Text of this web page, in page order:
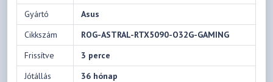
Gyártó
Asus
Cikkszám
ROG-ASTRAL-RTX5090-O32G-GAMING
Frissítve
3 perce
Jótállás
36 hónap